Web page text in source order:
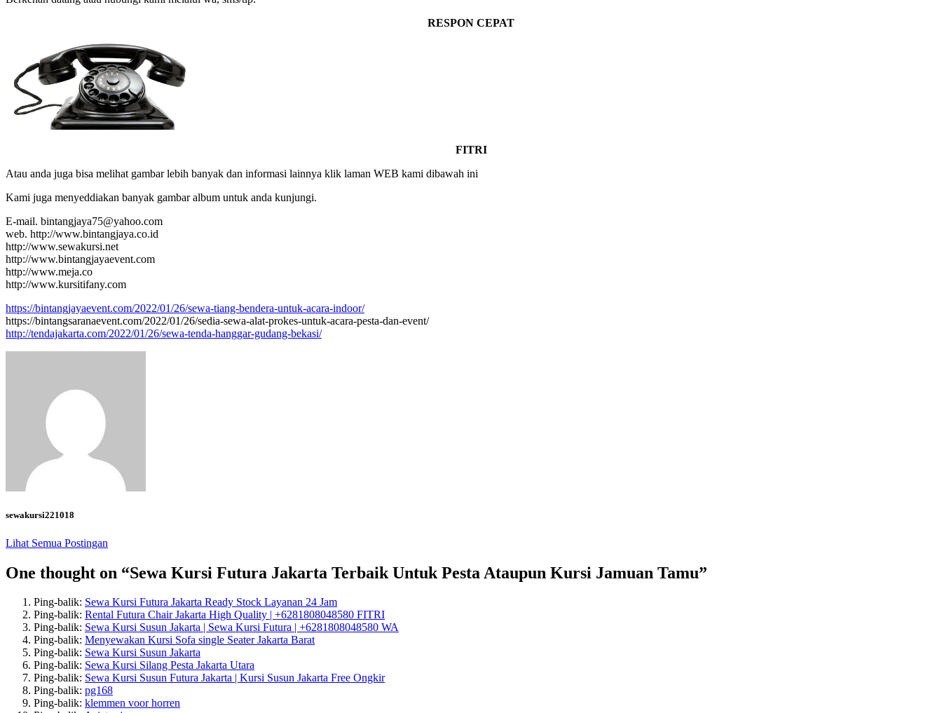
RESPON CEPAT
FITRI
Atau anda juga bisa melihat gambar lebih banyak dan informasi lainnya klik laman WEB kami dibawah ini
Kami juga menyeddiakan banyak gambar album untuk anda kunjungi.
E-mail. bintangjaya75@yahoo.com
web. http://www.bintangjaya.co.id
http://www.sewakursi.net
http://www.bintangjayaevent.com
http://www.meja.co
http://www.kursitifany.com
https://bintangjayaevent.com/2022/01/26/sewa-tiang-bendera-untuk-acara-indoor/
https://bintangsaranaevent.com/2022/01/26/sedia-sewa-alat-prokes-untuk-acara-pesta-dan-event/
http://tendajakarta.com/2022/01/26/sewa-tenda-hanggar-gudang-bekasi/
sewakursi221018
Lihat Semua Postingan
One thought on “Sewa Kursi Futura Jakarta Terbaik Untuk Pesta Ataupun Kursi Jamuan Tamu”
Ping-balik: Sewa Kursi Futura Jakarta Ready Stock Layanan 24 Jam
Ping-balik: Rental Futura Chair Jakarta High Quality | +6281808048580 FITRI
Ping-balik: Sewa Kursi Susun Jakarta | Sewa Kursi Futura | +6281808048580 WA
Ping-balik: Menyewakan Kursi Sofa single Seater Jakarta Barat
Ping-balik: Sewa Kursi Susun Jakarta
Ping-balik: Sewa Kursi Silang Pesta Jakarta Utara
Ping-balik: Sewa Kursi Susun Futura Jakarta | Kursi Susun Jakarta Free Ongkir
Ping-balik: pg168
Ping-balik: klemmen voor horren